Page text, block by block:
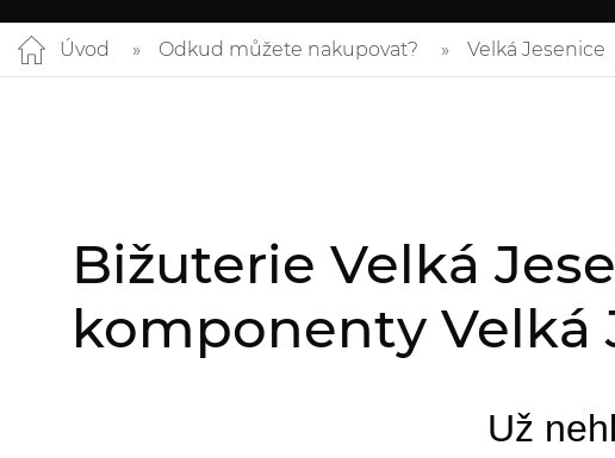
Úvod Odkud můžete nakupovat? Velká Jesenice
Bižuterie Velká
komponenty Velká
Už